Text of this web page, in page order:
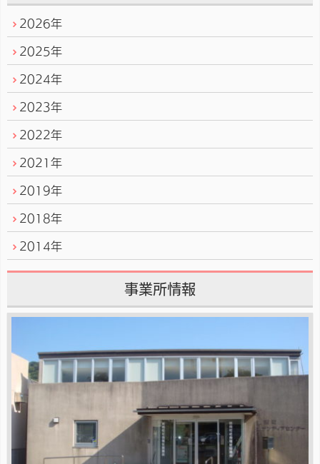
2026年
2025年
2024年
2023年
2022年
2021年
2019年
2018年
2014年
事業所情報